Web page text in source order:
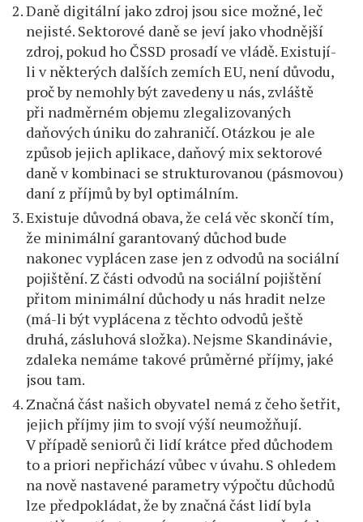
Daně digitální jako zdroj jsou sice možné, leč
nejisté. Sektorové daně se jeví jako vhodnější
zdroj, pokud ho ČSSD prosadí ve vládě. Existují-
li v některých dalších zemích EU, není důvodu,
proč by nemohly být zavedeny u nás, zvláště
při nadměrném objemu zlegalizovaných
daňových úniku do zahraničí. Otázkou je ale
způsob jejich aplikace, daňový mix sektorové
daně v kombinaci se strukturovanou (pásmovou)
daní z příjmů by byl optimálním.
Existuje důvodná obava, že celá věc skončí tím,
že minimální garantovaný důchod bude
nakonec vyplácen zase jen z odvodů na sociální
pojištění. Z části odvodů na sociální pojištění
přitom minimální důchody u nás hradit nelze
(má-li být vyplácena z těchto odvodů ještě
druhá, zásluhová složka). Nejsme Skandinávie,
zdaleka nemáme takové průměrné příjmy, jaké
jsou tam.
Značná část našich obyvatel nemá z čeho šetřit,
jejich příjmy jim to svojí výší neumožňují.
V případě seniorů či lidí krátce před důchodem
to a priori nepřichází vůbec v úvahu. S ohledem
na nově nastavené parametry výpočtu důchodů
lze předpokládat, že by značná část lidí byla